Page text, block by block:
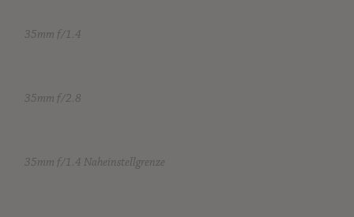
35mm f/1.4
35mm f/2.8
35mm f/1.4 Naheinstellgrenze